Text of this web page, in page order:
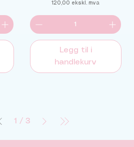
120,00 ekskl. mva
Legg til i
handlekurv
1 / 3